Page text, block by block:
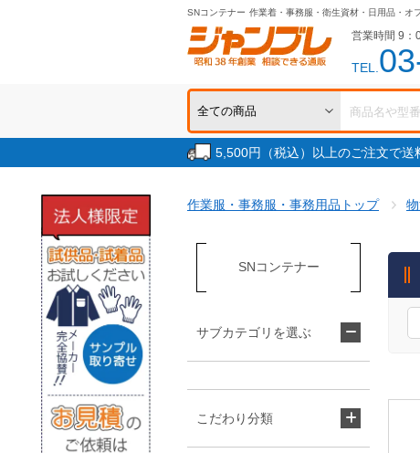
SNコンテナー 作業着・事務服・衛生資材・日用品・オ
営業時間 9：
TEL.
5,500円（税込）以上のご注文で
作業服・事務服・事務用品トップ
SNコンテナー
サブカテゴリを選ぶ
こだわり分類